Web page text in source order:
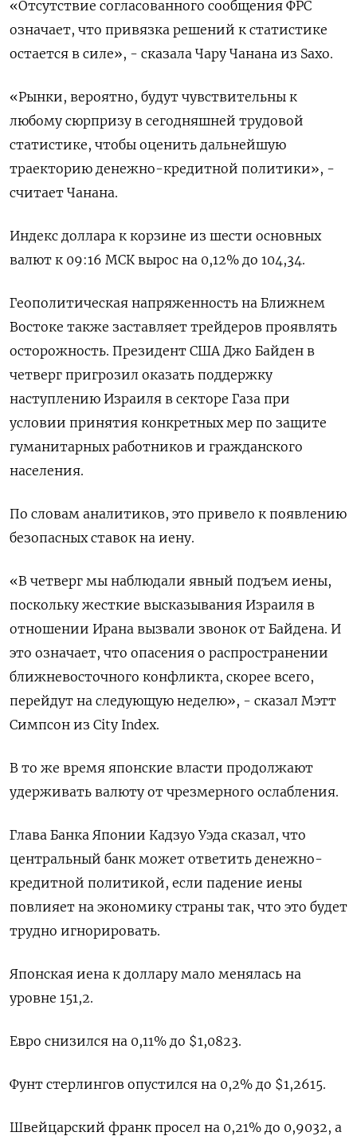
«Отсутствие согласованного сообщения ФРС
означает, что привязка решений к статистике
остается в силе», - сказала Чару Чанана из Saxo.
«Рынки, вероятно, будут чувствительны к
любому сюрпризу в сегодняшней трудовой
статистике, чтобы оценить дальнейшую
траекторию денежно-кредитной политики», -
считает Чанана.
Индекс доллара к корзине из шести основных
валют к 09:16 МСК вырос на 0,12% до 104,34​.
Геополитическая напряженность на Ближнем
Востоке также заставляет трейдеров проявлять
осторожность. Президент США Джо Байден в
четверг пригрозил оказать поддержку
наступлению Израиля в секторе Газа при
условии принятия конкретных мер по защите
гуманитарных работников и гражданского
населения.
По словам аналитиков, это привело к появлению
безопасных ставок на иену.
«В четверг мы наблюдали явный подъем иены,
поскольку жесткие высказывания Израиля в
отношении Ирана вызвали звонок от Байдена. И
это означает, что опасения о распространении
ближневосточного конфликта, скорее всего,
перейдут на следующую неделю», - сказал Мэтт
Симпсон из City Index.
В то же время японские власти продолжают
удерживать валюту от чрезмерного ослабления.
Глава Банка Японии Кадзуо Уэда сказал, что
центральный банк может ответить денежно-
кредитной политикой, если падение иены
повлияет на экономику страны так, что это будет
трудно игнорировать.
Японская иена к доллару мало менялась на
уровне 151,2.
Евро снизился на 0,11% до $1,0823.
Фунт стерлингов опустился на 0,2% до $1,2615.
Швейцарский франк просел на 0,21% до 0,9032​, а